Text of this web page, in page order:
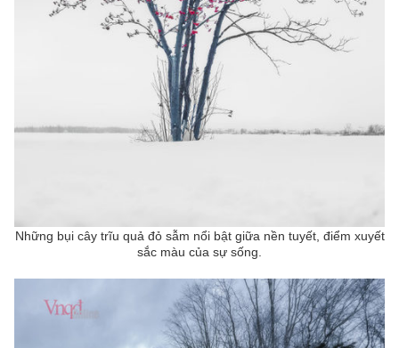
Những bụi cây trĩu quả đỏ sẫm nổi bật giữa nền tuyết, điểm xuyết
sắc màu của sự sống.